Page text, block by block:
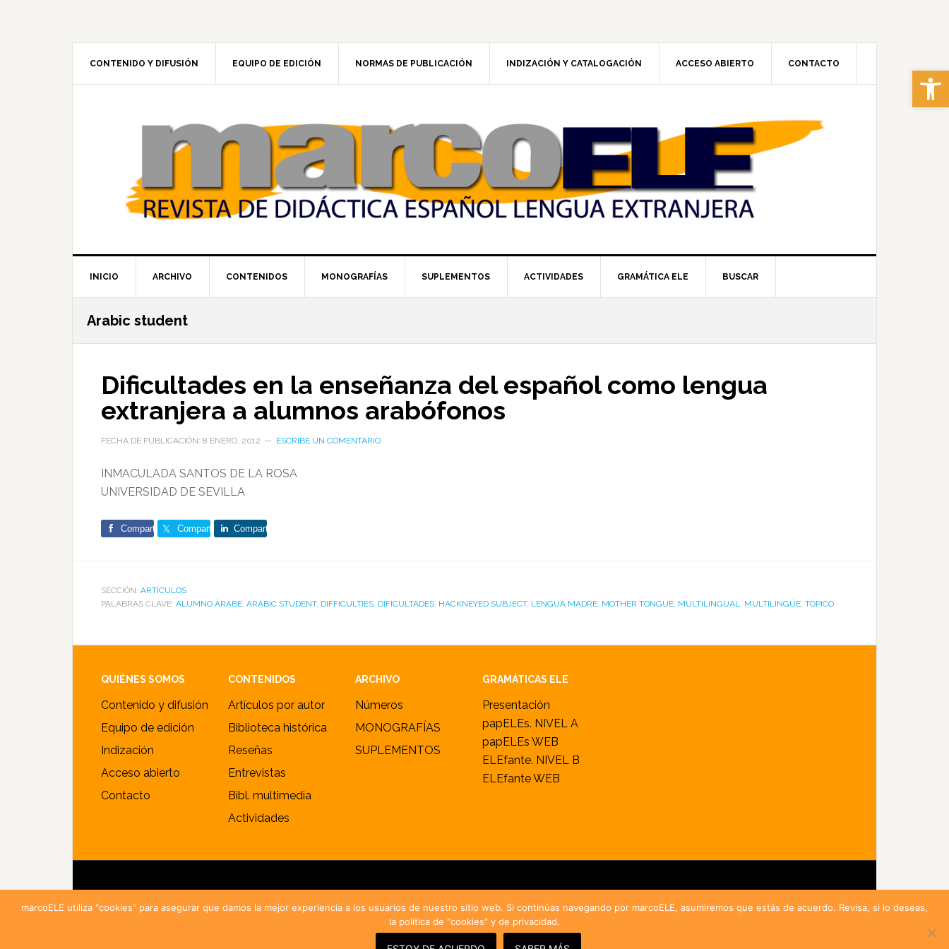
Abrir
CONTENIDO Y DIFUSIÓN EQUIPO DE EDICIÓN NORMAS DE PUBLICACIÓN INDIZACIÓN Y CATALOGACIÓN ACCESO ABIERTO CONTACTO
INICIO ARCHIVO CONTENIDOS MONOGRAFÍAS SUPLEMENTOS ACTIVIDADES GRAMÁTICA ELE BUSCAR
Arabic student
Dificultades en la enseñanza del español como lengua
extranjera a alumnos arabófonos
FECHA DE PUBLICACIÓN: 8 ENERO, 2012 ESCRIBE UN COMENTARIO
INMACULADA SANTOS DE LA ROSA
UNIVERSIDAD DE SEVILLA
Comparte Comparte Comparte
SECCIÓN: ARTÍCULOS
PALABRAS CLAVE: ALUMNO ÁRABE, ARABIC STUDENT, DIFFICULTIES, DIFICULTADES, HACKNEYED SUBJECT, LENGUA MADRE, MOTHER TONGUE, MULTILINGUAL, MULTILINGÜE, TÓPICO
Footer
QUIÉNES SOMOS
Contenido y difusión
Equipo de edición
Indización
Acceso abierto
Contacto
CONTENIDOS
Artículos por autor
Biblioteca histórica
Reseñas
Entrevistas
Bibl. multimedia
Actividades
ARCHIVO
Números
MONOGRAFÍAS
SUPLEMENTOS
GRAMÁTICAS ELE
Presentación
papELEs. NIVEL A
papELEs WEB
ELEfante. NIVEL B
ELEfante WEB
marcoELE utiliza "cookies" para asegurar que damos la mejor experiencia a los usuarios de nuestro sitio web. Si continúas navegando por marcoELE, asumiremos que estás de acuerdo. Revisa, si lo deseas,
la política de "cookies" y de privacidad.